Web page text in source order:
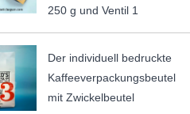
250 g und Ventil 1
Der individuell bedruckte
Kaffeeverpackungsbeutel
mit Zwickelbeutel